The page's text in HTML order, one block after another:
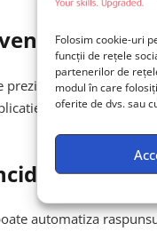
Folosim cookie-uri
funcții de rețele
partenerilor de
modul în care
oferite de dvs. sau
cand o
automatiza